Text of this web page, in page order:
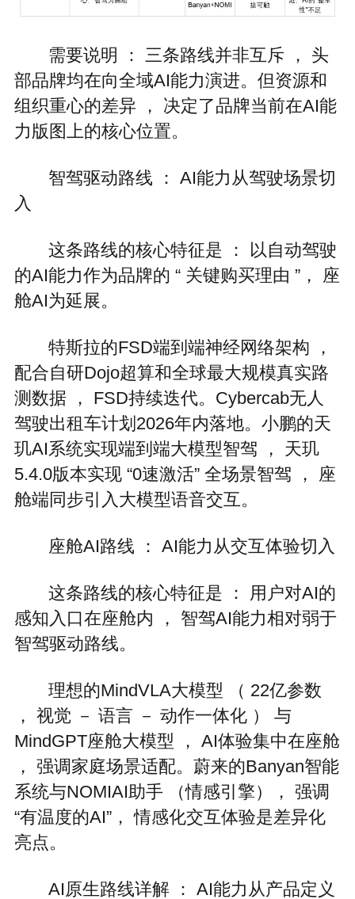
需要说明 ： 三条路线并非互斥 ， 头
部品牌均在向全域AI能力演进。但资源和
组织重心的差异 ， 决定了品牌当前在AI能
力版图上的核心位置。
智驾驱动路线 ： AI能力从驾驶场景切
入
这条路线的核心特征是 ： 以自动驾驶
的AI能力作为品牌的 “ 关键购买理由 ”， 座
舱AI为延展。
特斯拉的FSD端到端神经网络架构 ，
配合自研Dojo超算和全球最大规模真实路
测数据 ， FSD持续迭代。Cybercab无人
驾驶出租车计划2026年内落地。小鹏的天
玑AI系统实现端到端大模型智驾 ， 天玑
5.4.0版本实现 “0速激活” 全场景智驾 ， 座
舱端同步引入大模型语音交互。
座舱AI路线 ： AI能力从交互体验切入
这条路线的核心特征是 ： 用户对AI的
感知入口在座舱内 ， 智驾AI能力相对弱于
智驾驱动路线。
理想的MindVLA大模型 （ 22亿参数
， 视觉 － 语言 － 动作一体化 ） 与
MindGPT座舱大模型 ， AI体验集中在座舱
， 强调家庭场景适配。蔚来的Banyan智能
系统与NOMIAI助手 （情感引擎）， 强调
“有温度的AI”， 情感化交互体验是差异化
亮点。
AI原生路线详解 ： AI能力从产品定义